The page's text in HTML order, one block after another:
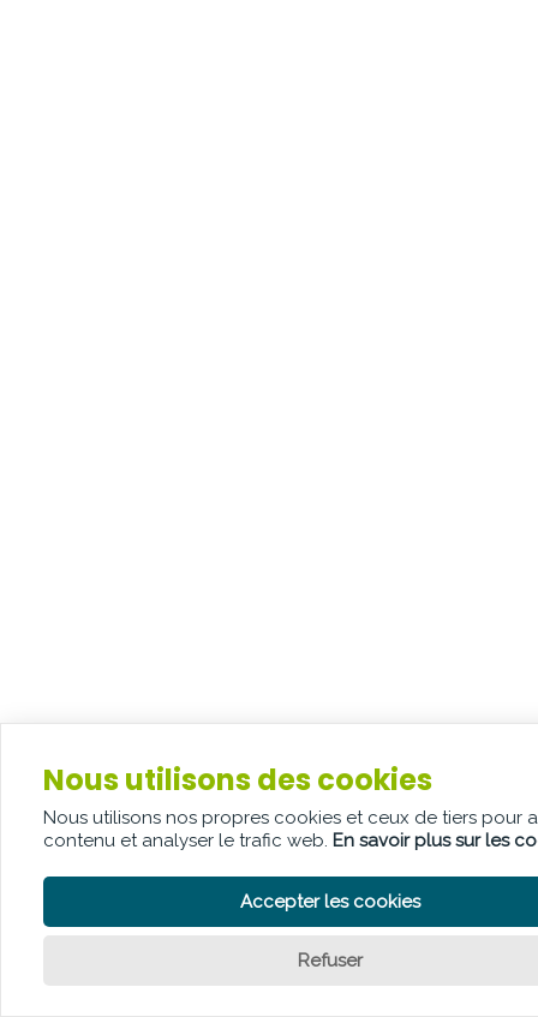
Nous utilisons des cookies
Nous utilisons nos propres cookies et ceux de tiers pour
contenu et analyser le trafic web. En savoir plus sur les
Accepter les cookies
Refuser